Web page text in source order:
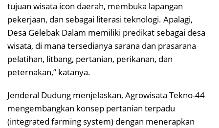
tujuan wisata icon daerah, membuka lapangan
pekerjaan, dan sebagai literasi teknologi. Apalagi,
Desa Gelebak Dalam memiliki predikat sebagai desa
wisata, di mana tersedianya sarana dan prasarana
pelatihan, litbang, pertanian, perikanan, dan
peternakan,” katanya.
Jenderal Dudung menjelaskan, Agrowisata Tekno-44
mengembangkan konsep pertanian terpadu
(integrated farming system) dengan menerapkan